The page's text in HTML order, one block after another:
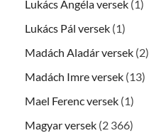
Lukács Angéla versek (1)
Lukács Pál versek (1)
Madách Aladár versek (2)
Madách Imre versek (13)
Mael Ferenc versek (1)
Magyar versek (2 366)